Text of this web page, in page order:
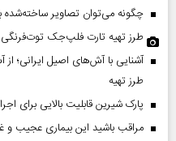
چگونه می‌توان تصاویر
طرز تهیه تارت فلپ‌جک توت‌فرنگی
آشنایی با آش‌های اصیل ایرانی؛
طرز تهیه
پارک شیرین قابلیت‌ بالایی برای
مراقب باشید این بیماری عجیب و